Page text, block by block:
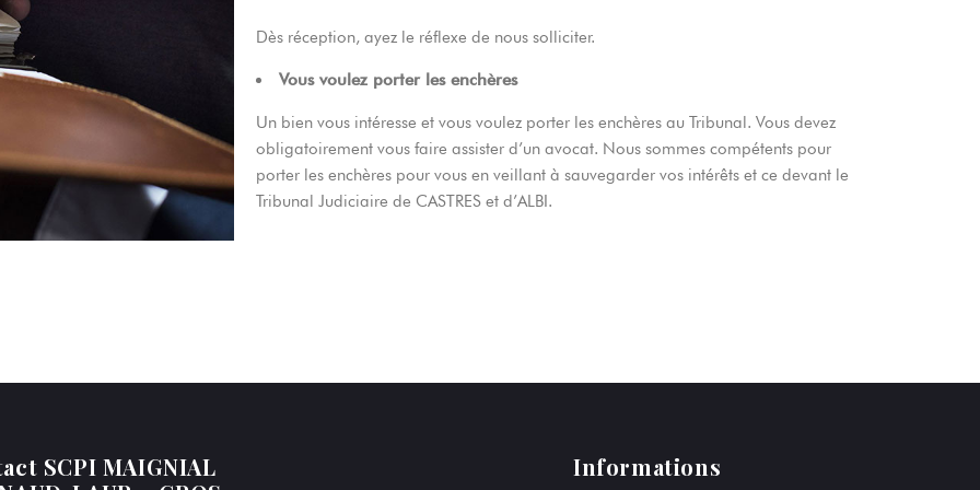
Dès réception, ayez le réflexe de nous solliciter.
Vous voulez porter les enchères
Un bien vous intéresse et vous voulez porter les enchères au Tribunal. Vous devez
obligatoirement vous faire assister d’un avocat. Nous sommes compétents pour
porter les enchères pour vous en veillant à sauvegarder vos intérêts et ce devant le
Tribunal Judiciaire de CASTRES et d’ALBI.
SCPI MAIGNIAL
Informations